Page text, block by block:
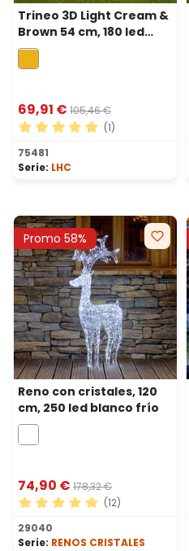
Trineo 3D Light Cream &
Brown 54 cm, 180 led
blanco extra cálido
69,91 € 105,46 €
Calificación promedio de 5
(1)
75481
Serie: LHC
Promo 58%
Reno con cristales, 120
cm, 250 led blanco frío
74,90 € 178,32 €
Calificación promedio de 5
(12)
29040
Serie: RENOS CRISTALES